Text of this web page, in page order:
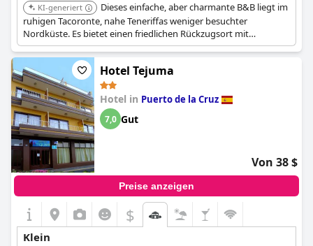
KI-generiert
Dieses einfache, aber charmante B&B liegt im
ruhigen Tacoronte, nahe Teneriffas weniger besuchter
Nordküste. Es bietet einen friedlichen Rückzugsort mit
persönlichem Service. Die Lage des Hotels ermöglicht die
Erkundung der umliegenden Natur.
Hotel Tejuma
Hotel in Puerto de la Cruz
7,0 Gut
Von 38 $
Preise anzeigen
$
Klein